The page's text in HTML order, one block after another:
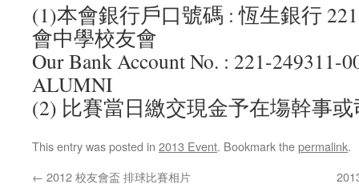
(1)本會銀行戶口號碼 : 恆生銀行
會中學校友會
Our Bank Account No. : 221-249311-
ALUMNI
(2) 比賽當日繳交現金予在塲幹事
This entry was posted in 2013 Event. Bookmark thepermalink.
← 2012 校友會盃 排球比賽相片